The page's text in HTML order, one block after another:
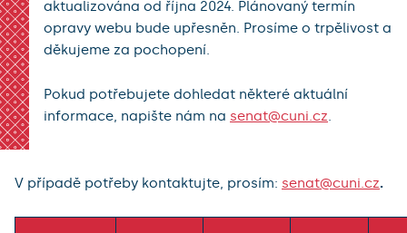
aktualizována od října 2024. Plánovaný termín
opravy webu bude upřesněn. Prosíme o trpělivost a
děkujeme za pochopení.
Pokud potřebujete dohledat některé aktuální
informace, napište nám na senat@cuni.cz
V případě potřeby kontaktujte, prosím: senat@cuni.cz.